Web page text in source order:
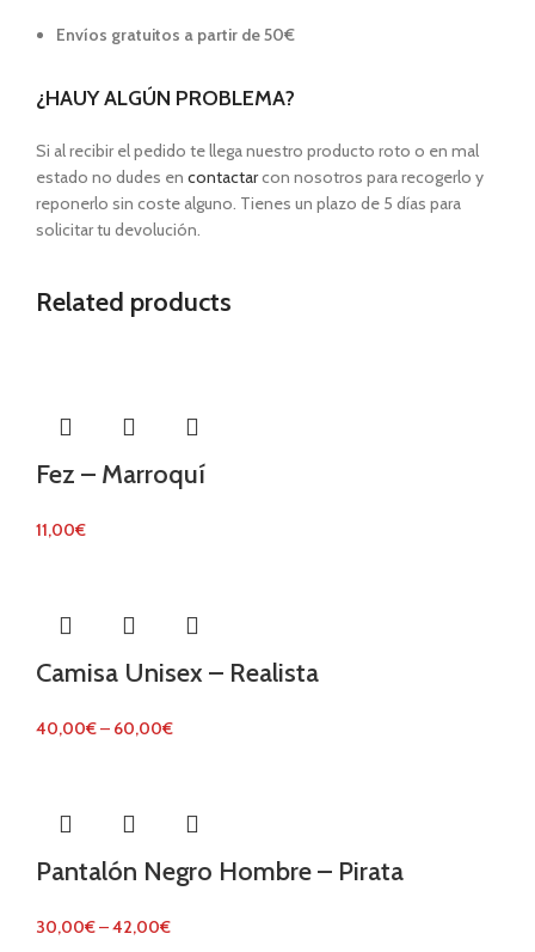
Envíos gratuitos a partir de 50€
¿HAUY ALGÚN PROBLEMA?
Si al recibir el pedido te llega nuestro producto roto o en mal
estado no dudes en contactarcon nosotros para recogerlo y
reponerlo sin coste alguno. Tienes un plazo de 5 días para
solicitar tu devolución.
Related products
Fez – Marroquí
11,00€
Camisa Unisex – Realista
40,00€– 60,00€
Pantalón Negro Hombre – Pirata
30,00€–42,00€